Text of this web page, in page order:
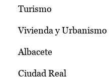
Turismo
Vivienda y Urbanismo
Albacete
Ciudad Real